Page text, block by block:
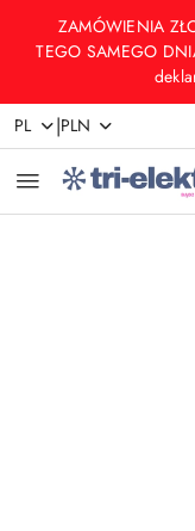
Przejdź do
Przejdź do
Przejdź do
Przejdź do
Przejdź do
Przejdź do
ZAMÓWIENIA
TEGO SAMEGO
PL |PLN